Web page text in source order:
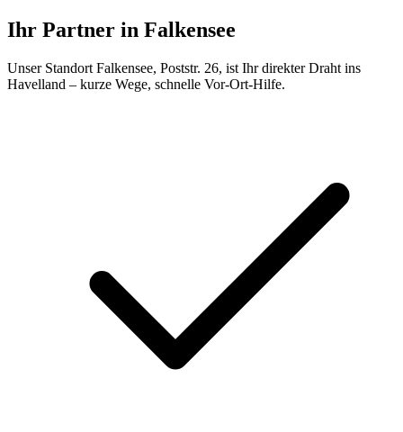
Ihr Partner in Falkensee
Unser Standort Falkensee, Poststr. 26, ist Ihr direkter Draht ins
Havelland – kurze Wege, schnelle Vor-Ort-Hilfe.